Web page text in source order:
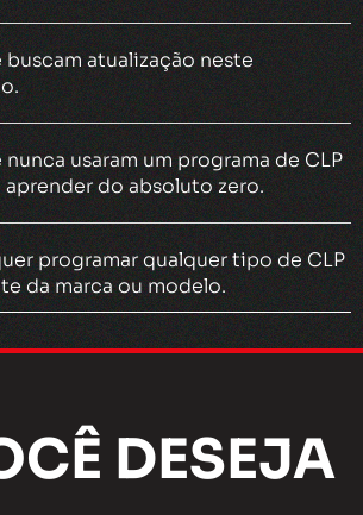
buscam atualização neste
nunca usaram um programa de CLP
aprender do absoluto zero.
programar qualquer tipo de CLP
da marca ou modelo.
DESEJA